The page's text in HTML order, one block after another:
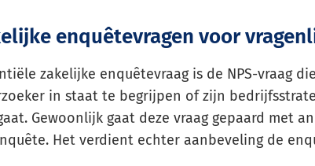
enquêtevragen voor
zakelijke enquêtevraag is de NPS-vraag
in staat te begrijpen of zijn
Gewoonlijk gaat deze vraag gepaard met
Het verdient echter aanbeveling de